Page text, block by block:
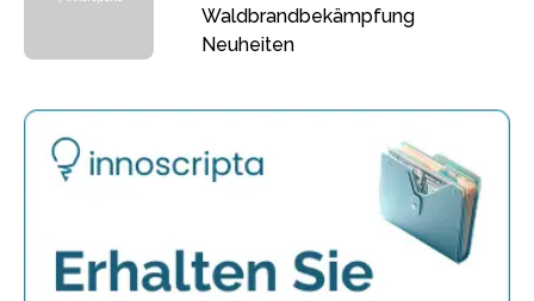
Waldbrandbekämpfung
Neuheiten